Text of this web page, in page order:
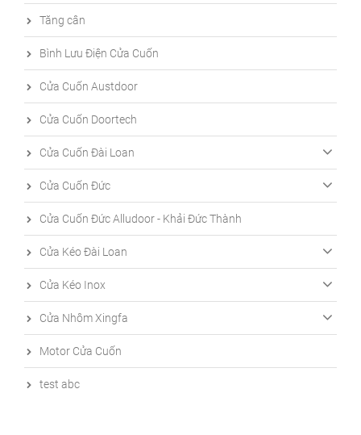
Tăng cân
Bình Lưu Điện Cửa Cuốn
Cửa Cuốn Austdoor
Cửa Cuốn Doortech
Cửa Cuốn Đài Loan
Cửa Cuốn Đức
Cửa Cuốn Đức Alludoor - Khải Đức Thành
Cửa Kéo Đài Loan
Cửa Kéo Inox
Cửa Nhôm Xingfa
Motor Cửa Cuốn
test abc